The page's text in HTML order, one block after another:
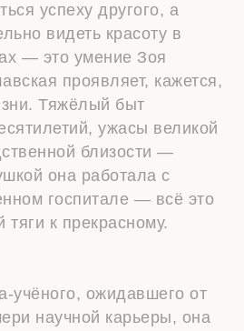
успеху другого, а
видеть красоту в
— это умение Зоя
проявляет, кажется,
Тяжёлый быт
ужасы великой
близости —
она работала с
госпитале — всё это
к прекрасному.
учёного, ожидавшего от
научной карьеры, она